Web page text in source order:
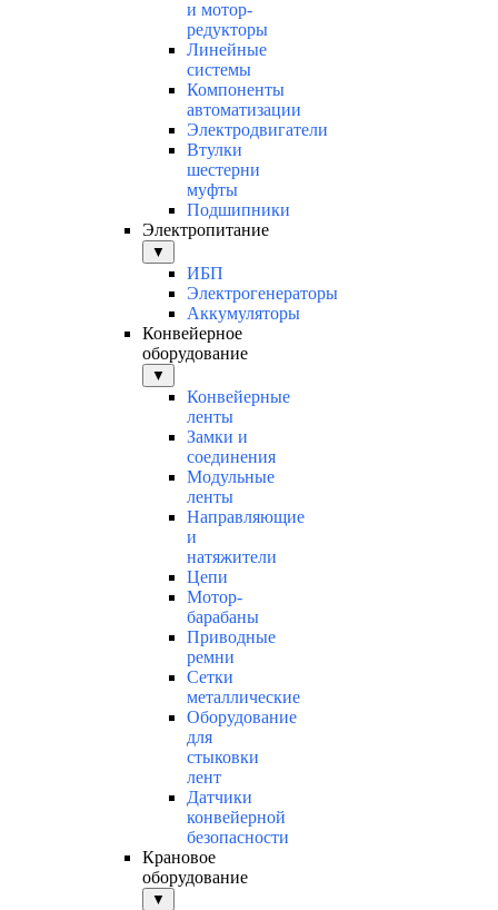
и мотор-
редукторы
Линейные
системы
Компоненты
автоматизации
Электродвигатели
Втулки
шестерни
муфты
Подшипники
Электропитание
▼
ИБП
Электрогенераторы
Аккумуляторы
Конвейерное
оборудование
▼
Конвейерные
ленты
Замки и
соединения
Модульные
ленты
Направляющие
и
натяжители
Цепи
Мотор-
барабаны
Приводные
ремни
Сетки
металлические
Оборудование
для
стыковки
лент
Датчики
конвейерной
безопасности
Крановое
оборудование
▼